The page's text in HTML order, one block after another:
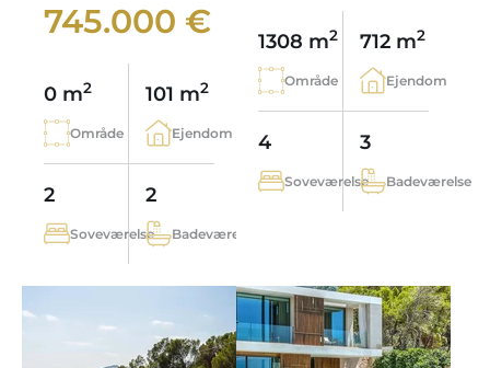
745.000 €
0 m2
Område
101 m2
Ejendom
2
Soveværelse
2
Badeværelse
1308 m2
Område
712 m2
Ejendom
4
Soveværelse
3
Badeværelse